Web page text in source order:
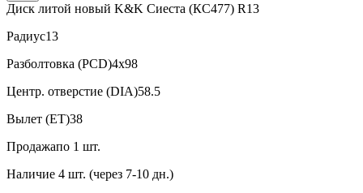
Диск литой новый K&K Сиеста (КС477) R13
Радиус13
Разболтовка (PCD)4x98
Центр. отверстие (DIA)58.5
Вылет (ET)38
Продажапо 1 шт.
Наличие 4 шт. (через 7-10 дн.)